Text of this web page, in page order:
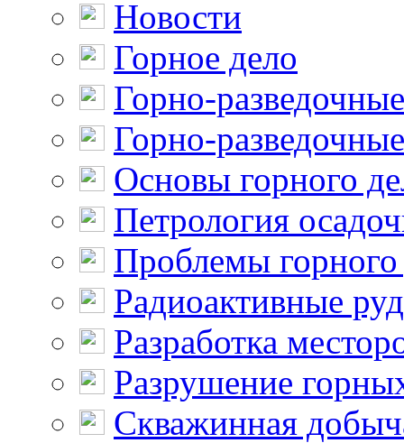
Новости
Горное дело
Горно-
Горно-
Основы горного
Петрология
Проблемы горного
Радиоактивные
Разработка
Разрушение
Скважинная